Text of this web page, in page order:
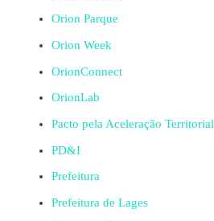
Orion Parque
Orion Week
OrionConnect
OrionLab
Pacto pela Aceleração Territorial
PD&I
Prefeitura
Prefeitura de Lages